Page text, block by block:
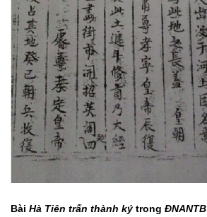
Bài Hà Tiên trấn thành kýtrong ĐNANTB